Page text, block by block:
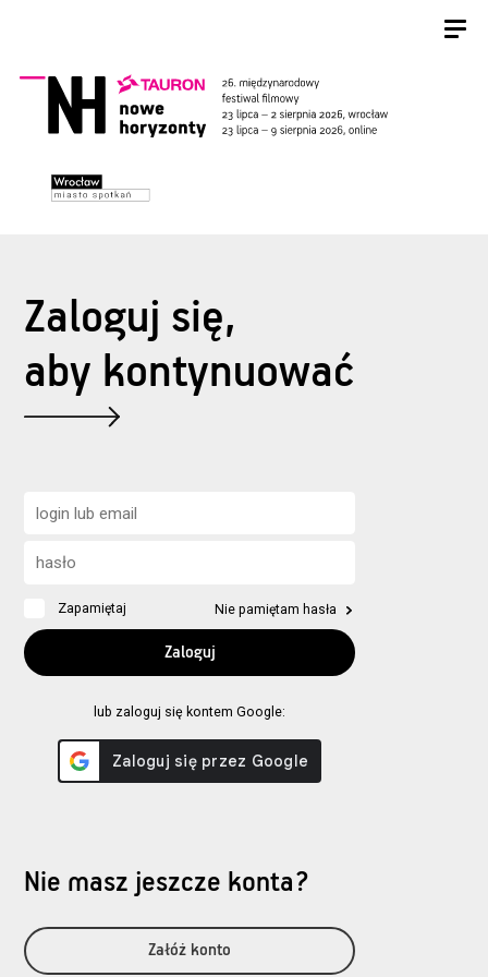
Zaloguj się,
aby kontynuować
Zapamiętaj Nie pamiętam hasła
lub zaloguj się kontem Google:
Nie masz jeszcze konta?
Załóż konto